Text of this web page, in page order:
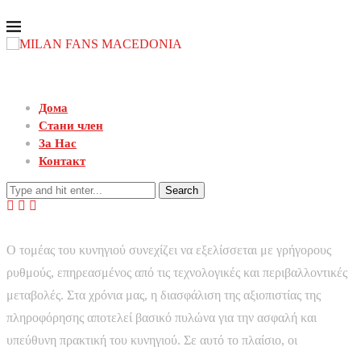
Дома
Стани член
За Нас
Контакт
Search
Ο τομέας του κυνηγιού συνεχίζει να εξελίσσεται με γρήγορους
ρυθμούς, επηρεασμένος από τις τεχνολογικές και περιβαλλοντικές
μεταβολές. Στα χρόνια μας, η διασφάλιση της αξιοπιστίας της
πληροφόρησης αποτελεί βασικό πυλώνα για την ασφαλή και
υπεύθυνη πρακτική του κυνηγιού. Σε αυτό το πλαίσιο, οι